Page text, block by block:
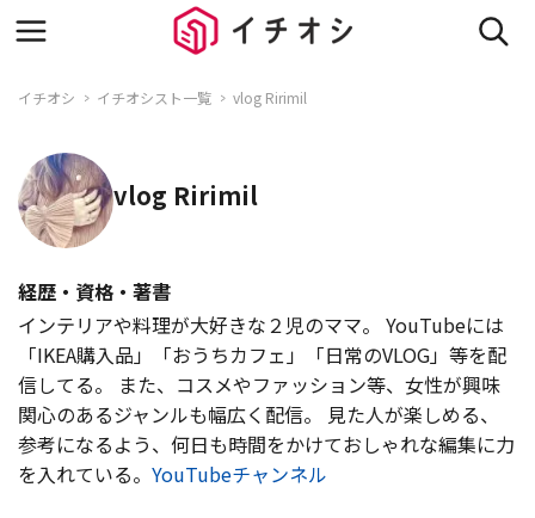
イチオシ イチオシスト一覧 vlog Ririmil
vlog Ririmil
経歴・資格・著書
インテリアや料理が大好きな２児のママ。 YouTubeには
「IKEA購入品」「おうちカフェ」「日常のVLOG」等を配
信してる。 また、コスメやファッション等、女性が興味
関心のあるジャンルも幅広く配信。 見た人が楽しめる、
参考になるよう、何日も時間をかけておしゃれな編集に力
を入れている。 YouTubeチャンネル